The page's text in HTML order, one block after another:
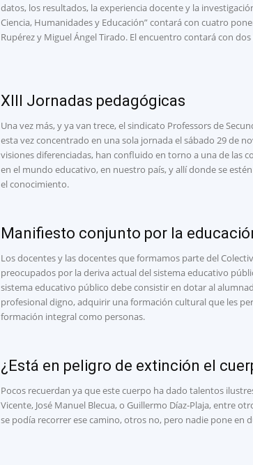
datos, los resultados, la experiencia docente y la
Ciencia, Humanidades y Educación” contará con cuatro
Rupérez y Miguel Ángel Tirado. El encuentro contará con
XIII Jornadas pedagógicas
Una vez más, y ya van trece, el sindicato Professors de
esta vez concentrado en una sola jornada el sábado 29 de
visiones diferenciadas, han confluido en torno a una de las
en el mundo educativo, en nuestro país, y allí donde se
el conocimiento.
Manifiesto conjunto por la
Los docentes y las docentes que formamos parte del
preocupados por la deriva actual del sistema educativo
sistema educativo público debe consistir en dotar al
profesional digno, adquirir una formación cultural que les
formación integral como personas.
¿Está en peligro de extinción el
Pocos recuerdan ya que este cuerpo ha dado talentos
Vicente, José Manuel Blecua, o Guillermo Díaz-Plaja, entre
se podía recorrer ese camino, otros no, pero nadie pone en